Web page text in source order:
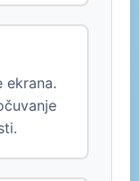
ekrana.